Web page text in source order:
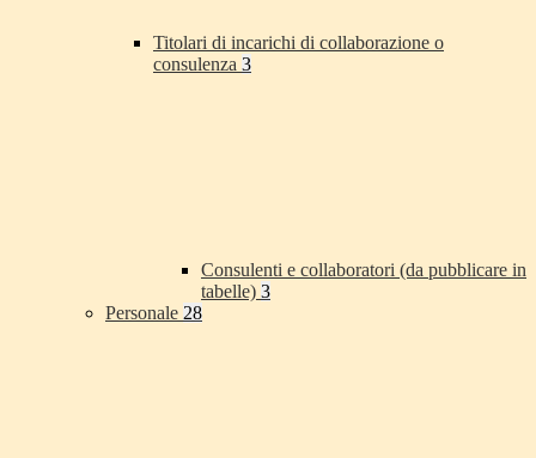
Titolari di incarichi di collaborazione o
consulenza 3
Consulenti e collaboratori (da pubblicare in
tabelle) 3
Personale 28